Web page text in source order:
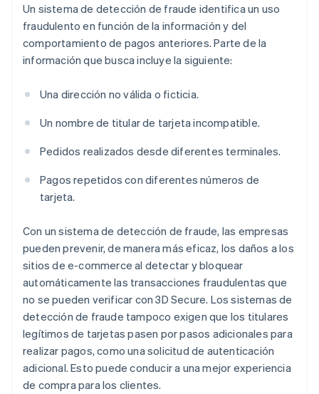
Un sistema de detección de fraude identifica un uso
fraudulento en función de la información y del
comportamiento de pagos anteriores. Parte de la
información que busca incluye la siguiente:
Una dirección no válida o ficticia.
Un nombre de titular de tarjeta incompatible.
Pedidos realizados desde diferentes terminales.
Pagos repetidos con diferentes números de
tarjeta.
Con un sistema de detección de fraude, las empresas
pueden prevenir, de manera más eficaz, los daños a los
sitios de e-commerce al detectar y bloquear
automáticamente las transacciones fraudulentas que
no se pueden verificar con 3D Secure. Los sistemas de
detección de fraude tampoco exigen que los titulares
legítimos de tarjetas pasen por pasos adicionales para
realizar pagos, como una solicitud de autenticación
adicional. Esto puede conducir a una mejor experiencia
de compra para los clientes.